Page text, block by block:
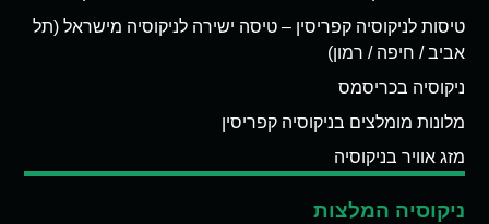
טיסות לניקוסיה קפריסין – טיסה ישירה לניקוסיה מישראל (תל
אביב / חיפה / רמון)
ניקוסיה בכריסמס
מלונות מומלצים בניקוסיה קפריסין
מזג אוויר בניקוסיה
ניקוסיה המלצות